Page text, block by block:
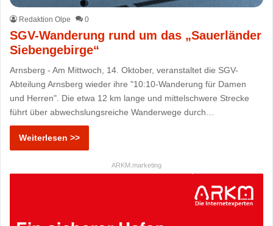
Redaktion Olpe 0
SGV-Wanderung rund um das „Sauerländer
Siebengebirge“
Arnsberg - Am Mittwoch, 14. Oktober, veranstaltet die SGV-
Abteilung Arnsberg wieder ihre "10:10-Wanderung für Damen
und Herren". Die etwa 12 km lange und mittelschwere Strecke
führt über abwechslungsreiche Wanderwege durch…
Weiterlesen >>
ARKM.marketing